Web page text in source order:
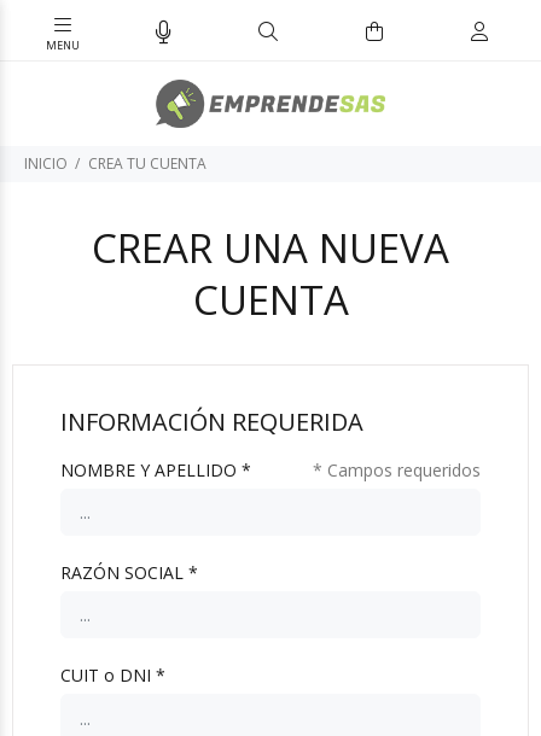
INICIO CREA TU CUENTA
CREAR UNA NUEVA
CUENTA
INFORMACIÓN REQUERIDA
NOMBRE Y APELLIDO * * Campos requeridos
RAZÓN SOCIAL *
CUIT o DNI *